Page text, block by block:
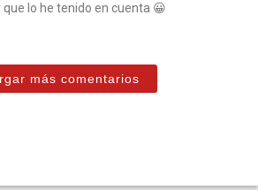
lo he tenido en cuenta 😀
más comentarios